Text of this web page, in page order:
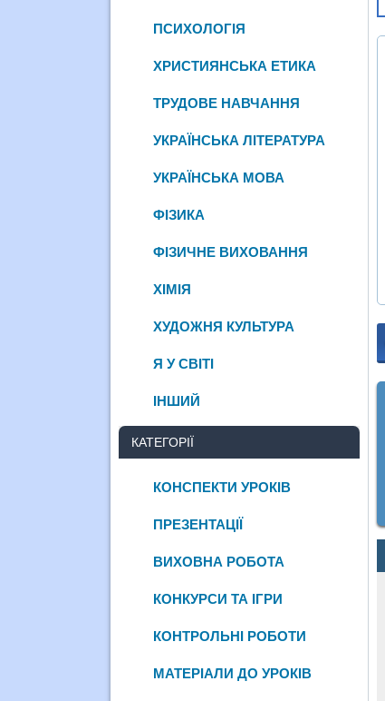
ПСИХОЛОГІЯ
ХРИСТИЯНСЬКА ЕТИКА
ТРУДОВЕ НАВЧАННЯ
УКРАЇНСЬКА ЛІТЕРАТУРА
УКРАЇНСЬКА МОВА
ФІЗИКА
ФІЗИЧНЕ ВИХОВАННЯ
ХІМІЯ
ХУДОЖНЯ КУЛЬТУРА
Я У СВІТІ
ІНШИЙ
КАТЕГОРІЇ
КОНСПЕКТИ УРОКІВ
ПРЕЗЕНТАЦІЇ
ВИХОВНА РОБОТА
КОНКУРСИ ТА ІГРИ
КОНТРОЛЬНІ РОБОТИ
МАТЕРІАЛИ ДО УРОКІВ